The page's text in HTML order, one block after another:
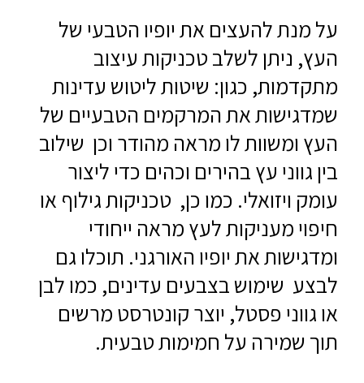
על מנת להעצים את יופיו הטבעי של
העץ, ניתן לשלב טכניקות עיצוב
מתקדמות, כגון: שיטות ליטוש עדינות
שמדגישות את המרקמים הטבעיים של
העץ ומשוות לו מראה מהודר וכן שילוב
בין גווני עץ בהירים וכהים כדי ליצור
עומק ויזואלי. כמו כן, טכניקות גילוף או
חיפוי מעניקות לעץ מראה ייחודי
ומדגישות את יופיו האורגני. תוכלו גם
לבצע שימוש בצבעים עדינים, כמו לבן
או גווני פסטל, יוצר קונטרסט מרשים
תוך שמירה על חמימות טבעית.